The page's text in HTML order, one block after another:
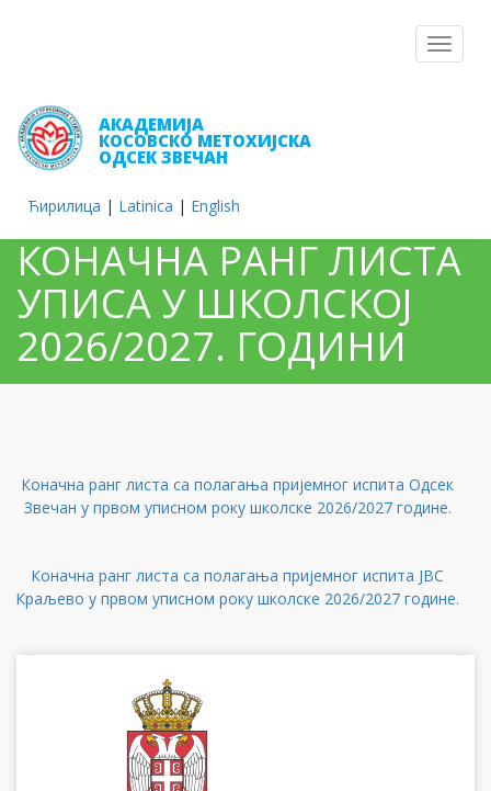
Toggle
АКАДЕМИЈА
КОСОВСКО МЕТОХИЈСКА
ОДСЕК ЗВЕЧАН
Ћирилица | Latinica | English
КОНАЧНА РАНГ ЛИСТА
УПИСА У ШКОЛСКОЈ
2026/2027. ГОДИНИ
Коначна ранг листа са полагања пријемног испита Одсек
Звечан у првом уписном року школске 2026/2027 године.
Коначна ранг листа са полагања пријемног испита ЈВС
Краљево у првом уписном року школске 2026/2027 године.